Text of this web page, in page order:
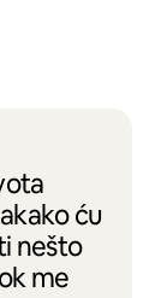
ću
nešto
me